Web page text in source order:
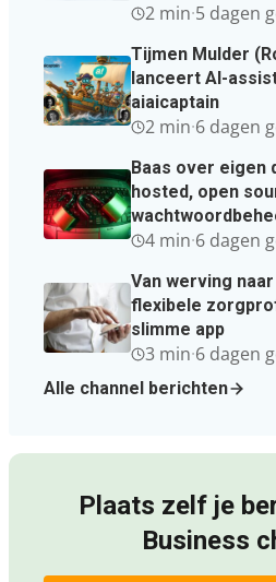
2 min·5 dagen
Tijmen Mulder
lanceert AI-
aiaicaptain
2 min·6 dagen
Baas over eigen
hosted, open
4 min·6 dagen
Van werving
flexibele
slimme app
3 min·6 dagen
Alle channel berichten
Plaats zelf je
Business